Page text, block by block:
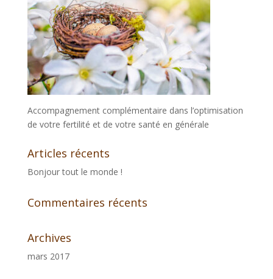
Accompagnement complémentaire dans l’optimisation
de votre fertilité et de votre santé en générale
Articles récents
Bonjour tout le monde !
Commentaires récents
Archives
mars 2017